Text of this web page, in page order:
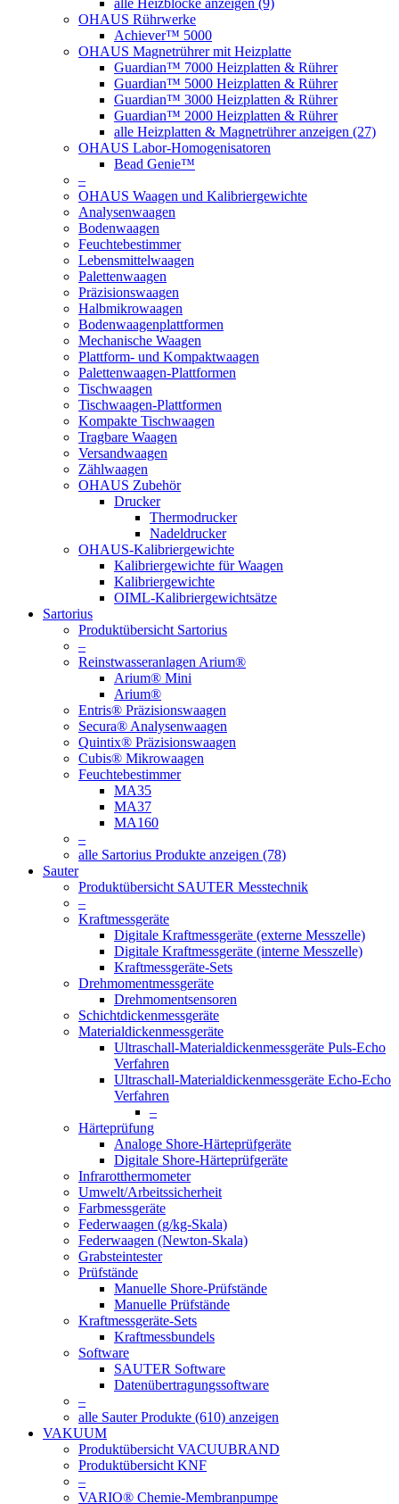
alle Heizblöcke anzeigen (9)
OHAUS Rührwerke
Achiever™ 5000
OHAUS Magnetrührer mit Heizplatte
Guardian™ 7000 Heizplatten & Rührer
Guardian™ 5000 Heizplatten & Rührer
Guardian™ 3000 Heizplatten & Rührer
Guardian™ 2000 Heizplatten & Rührer
alle Heizplatten & Magnetrührer anzeigen (27)
OHAUS Labor-Homogenisatoren
Bead Genie™
–
OHAUS Waagen und Kalibriergewichte
Analysenwaagen
Bodenwaagen
Feuchtebestimmer
Lebensmittelwaagen
Palettenwaagen
Präzisionswaagen
Halbmikrowaagen
Bodenwaagenplattformen
Mechanische Waagen
Plattform- und Kompaktwaagen
Palettenwaagen-Plattformen
Tischwaagen
Tischwaagen-Plattformen
Kompakte Tischwaagen
Tragbare Waagen
Versandwaagen
Zählwaagen
OHAUS Zubehör
Drucker
Thermodrucker
Nadeldrucker
OHAUS-Kalibriergewichte
Kalibriergewichte für Waagen
Kalibriergewichte
OIML-Kalibriergewichtsätze
Sartorius
Produktübersicht Sartorius
–
Reinstwasseranlagen Arium®
Arium® Mini
Arium®
Entris® Präzisionswaagen
Secura® Analysenwaagen
Quintix® Präzisionswaagen
Cubis® Mikrowaagen
Feuchtebestimmer
MA35
MA37
MA160
–
alle Sartorius Produkte anzeigen (78)
Sauter
Produktübersicht SAUTER Messtechnik
–
Kraftmessgeräte
Digitale Kraftmessgeräte (externe Messzelle)
Digitale Kraftmessgeräte (interne Messzelle)
Kraftmessgeräte-Sets
Drehmomentmessgeräte
Drehmomentsensoren
Schichtdickenmessgeräte
Materialdickenmessgeräte
Ultraschall-Materialdickenmessgeräte Puls-Echo
Verfahren
Ultraschall-Materialdickenmessgeräte Echo-Echo
Verfahren
–
Härteprüfung
Analoge Shore-Härteprüfgeräte
Digitale Shore-Härteprüfgeräte
Infrarotthermometer
Umwelt/Arbeitssicherheit
Farbmessgeräte
Federwaagen (g/kg-Skala)
Federwaagen (Newton-Skala)
Grabsteintester
Prüfstände
Manuelle Shore-Prüfstände
Manuelle Prüfstände
Kraftmessgeräte-Sets
Kraftmessbundels
Software
SAUTER Software
Datenübertragungssoftware
–
alle Sauter Produkte (610) anzeigen
VAKUUM
Produktübersicht VACUUBRAND
Produktübersicht KNF
–
VARIO® Chemie-Membranpumpe